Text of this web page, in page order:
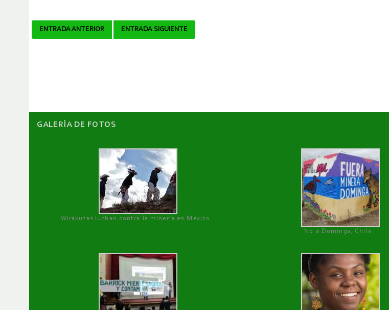
Navegador
ENTRADA ANTERIOR ENTRADA SIGUIENTE
GALERÌA DE FOTOS
Wirakutas luchan contra la minería en México
No a Dominga, Chile